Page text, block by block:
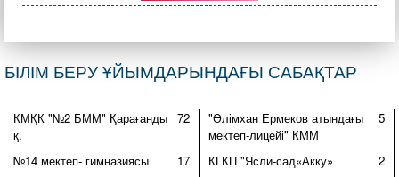
БІЛІМ БЕРУ ҰЙЫМДАРЫНДАҒЫ САБАҚТАР
КМҚК "№2 БММ" Қарағанды
қ.
72
"Әлімхан Ермеков атындағы
мектеп-лицейі" КММ
5
№14 мектеп- гимназиясы 17 КГКП "Ясли-сад«Акку»
2